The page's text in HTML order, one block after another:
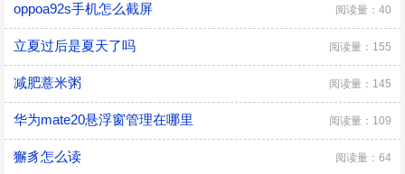
oppoa92s手机怎么截屏 阅读量：40
立夏过后是夏天了吗 阅读量：155
减肥薏米粥 阅读量：145
华为mate20悬浮窗管理在哪里 阅读量：109
獬豸怎么读 阅读量：64